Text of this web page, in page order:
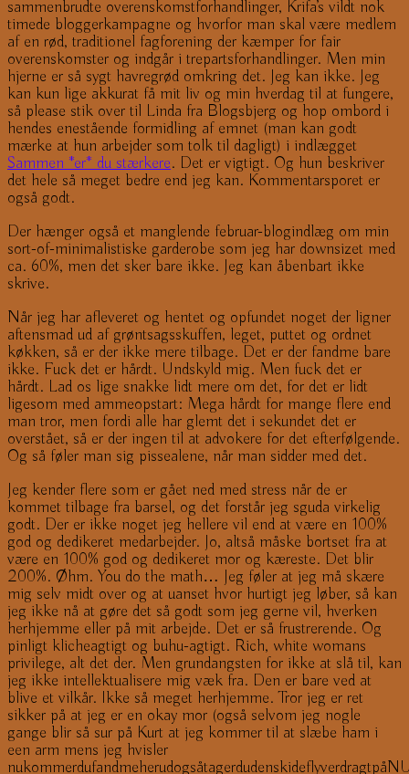
sammenbrudte overenskomstforhandlinger, Krifa’s vildt nok
timede bloggerkampagne og hvorfor man skal være medlem
af en rød, traditionel fagforening der kæmper for fair
overenskomster og indgår i trepartsforhandlinger. Men min
hjerne er så sygt havregrød omkring det. Jeg kan ikke. Jeg
kan kun lige akkurat få mit liv og min hverdag til at fungere,
så please stik over til Linda fra Blogsbjerg og hop ombord i
hendes enestående formidling af emnet (man kan godt
mærke at hun arbejder som tolk til dagligt) i indlægget
Sammen *er* du stærkere. Det er vigtigt. Og hun beskriver
det hele så meget bedre end jeg kan. Kommentarsporet er
også godt.
Der hænger også et manglende februar-blogindlæg om min
sort-of-minimalistiske garderobe som jeg har downsizet med
ca. 60%, men det sker bare ikke. Jeg kan åbenbart ikke
skrive.
Når jeg har afleveret og hentet og opfundet noget der ligner
aftensmad ud af grøntsagsskuffen, leget, puttet og ordnet
køkken, så er der ikke mere tilbage. Det er der fandme bare
ikke. Fuck det er hårdt. Undskyld mig. Men fuck det er
hårdt. Lad os lige snakke lidt mere om det, for det er lidt
ligesom med ammeopstart: Mega hårdt for mange flere end
man tror, men fordi alle har glemt det i sekundet det er
overstået, så er der ingen til at advokere for det efterfølgende.
Og så føler man sig pissealene, når man sidder med det.
Jeg kender flere som er gået ned med stress når de er
kommet tilbage fra barsel, og det forstår jeg sguda virkelig
godt. Der er ikke noget jeg hellere vil end at være en 100%
god og dedikeret medarbejder. Jo, altså måske bortset fra at
være en 100% god og dedikeret mor og kæreste. Det blir
200%. Øhm. You do the math… Jeg føler at jeg må skære
mig selv midt over og at uanset hvor hurtigt jeg løber, så kan
jeg ikke nå at gøre det så godt som jeg gerne vil, hverken
herhjemme eller på mit arbejde. Det er så frustrerende. Og
pinligt klicheagtigt og buhu-agtigt. Rich, white womans
privilege, alt det der. Men grundangsten for ikke at slå til, kan
jeg ikke intellektualisere mig væk fra. Den er bare ved at
blive et vilkår. Ikke så meget herhjemme. Tror jeg er ret
sikker på at jeg er en okay mor (også selvom jeg nogle
gange blir så sur på Kurt at jeg kommer til at slæbe ham i
een arm mens jeg hvisler